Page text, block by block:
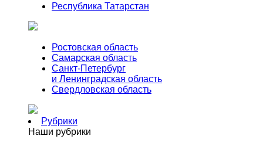
Республика Татарстан
Ростовская область
Самарская область
Санкт-Петербург
и Ленинградская область
Свердловская область
Рубрики
Наши рубрики